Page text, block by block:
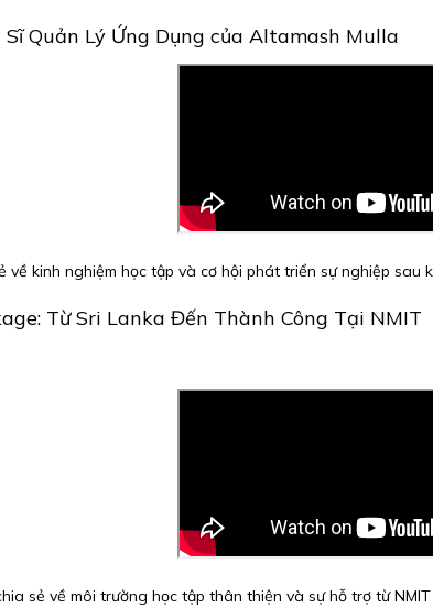
Quản Lý Ứng Dụng của Altamash Mulla
về kinh nghiệm học tập và cơ hội phát triển sự nghiệp sau
Từ Sri Lanka Đến Thành Công Tại NMIT
sẻ về môi trường học tập thân thiện và sự hỗ trợ từ